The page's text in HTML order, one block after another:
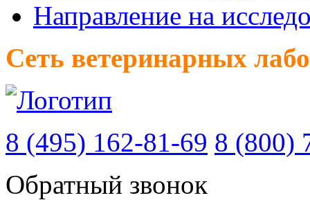
Направление на
Сеть ветеринарных
8 (495) 162-81-69 8 (800)
Обратный звонок